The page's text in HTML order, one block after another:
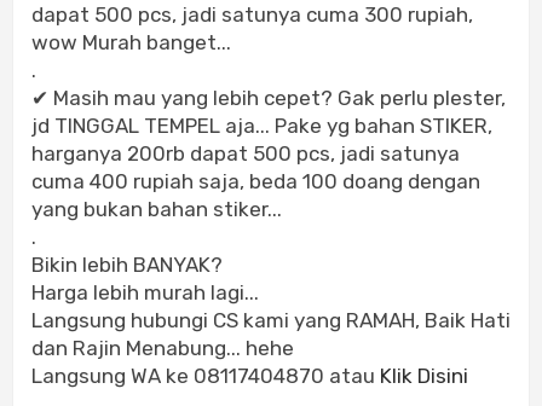
dapat 500 pcs, jadi satunya cuma 300 rupiah,
wow Murah banget...
.
✔ Masih mau yang lebih cepet? Gak perlu plester,
jd TINGGAL TEMPEL aja... Pake yg bahan STIKER,
harganya 200rb dapat 500 pcs, jadi satunya
cuma 400 rupiah saja, beda 100 doang dengan
yang bukan bahan stiker...
.
Bikin lebih BANYAK?
Harga lebih murah lagi...
Langsung hubungi CS kami yang RAMAH, Baik Hati
dan Rajin Menabung... hehe
Langsung WA ke 08117404870 atau Klik Disini